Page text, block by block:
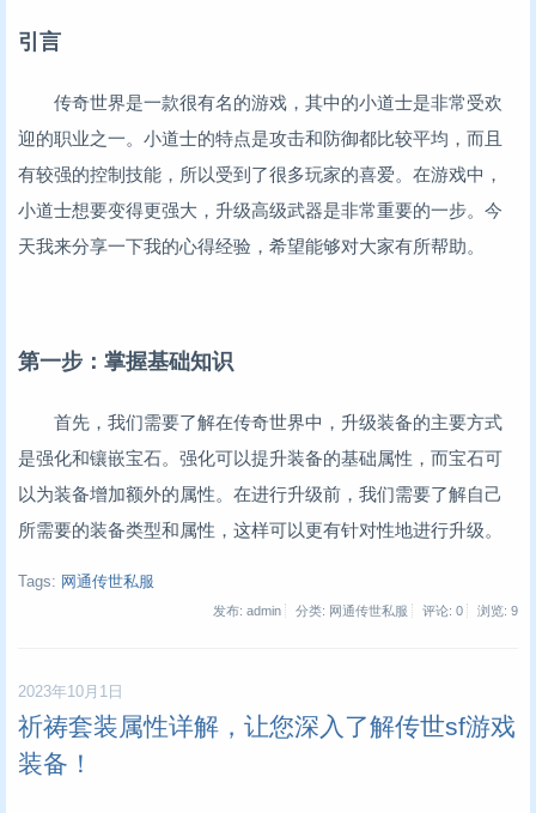
引言
传奇世界是一款很有名的游戏，其中的小道士是非常受欢
迎的职业之一。小道士的特点是攻击和防御都比较平均，而且
有较强的控制技能，所以受到了很多玩家的喜爱。在游戏中，
小道士想要变得更强大，升级高级武器是非常重要的一步。今
天我来分享一下我的心得经验，希望能够对大家有所帮助。
第一步：掌握基础知识
首先，我们需要了解在传奇世界中，升级装备的主要方式
是强化和镶嵌宝石。强化可以提升装备的基础属性，而宝石可
以为装备增加额外的属性。在进行升级前，我们需要了解自己
所需要的装备类型和属性，这样可以更有针对性地进行升级。
Tags: 网通传世私服
发布: admin 分类: 网通传世私服 评论: 0 浏览: 9
2023年10月1日
祈祷套装属性详解，让您深入了解传世sf游戏
装备！